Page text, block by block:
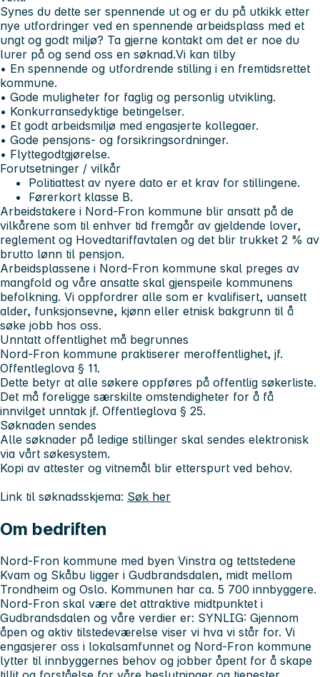
Synes du dette ser spennende ut og er du på utkikk etter
nye utfordringer ved en spennende arbeidsplass med et
ungt og godt miljø? Ta gjerne kontakt om det er noe du
lurer på og send oss en søknad.Vi kan tilby
• En spennende og utfordrende stilling i en fremtidsrettet
kommune.
• Gode muligheter for faglig og personlig utvikling.
• Konkurransedyktige betingelser.
• Et godt arbeidsmiljø med engasjerte kollegaer.
• Gode pensjons- og forsikringsordninger.
• Flyttegodtgjørelse.
Forutsetninger / vilkår
Politiattest av nyere dato er et krav for stillingene.
Førerkort klasse B.
Arbeidstakere i Nord-Fron kommune blir ansatt på de
vilkårene som til enhver tid fremgår av gjeldende lover,
reglement og Hovedtariffavtalen og det blir trukket 2 % av
brutto lønn til pensjon.
Arbeidsplassene i Nord-Fron kommune skal preges av
mangfold og våre ansatte skal gjenspeile kommunens
befolkning. Vi oppfordrer alle som er kvalifisert, uansett
alder, funksjonsevne, kjønn eller etnisk bakgrunn til å
søke jobb hos oss.
Unntatt offentlighet må begrunnes
Nord-Fron kommune praktiserer meroffentlighet, jf.
Offentleglova § 11.
Dette betyr at alle søkere oppføres på offentlig søkerliste.
Det må foreligge særskilte omstendigheter for å få
innvilget unntak jf. Offentleglova § 25.
Søknaden sendes
Alle søknader på ledige stillinger skal sendes elektronisk
via vårt søkesystem.
Kopi av attester og vitnemål blir etterspurt ved behov.
Link til søknadsskjema: Søk her
Om bedriften
Nord-Fron kommune med byen Vinstra og tettstedene
Kvam og Skåbu ligger i Gudbrandsdalen, midt mellom
Trondheim og Oslo. Kommunen har ca. 5 700 innbyggere.
Nord-Fron skal være det attraktive midtpunktet i
Gudbrandsdalen og våre verdier er: SYNLIG: Gjennom
åpen og aktiv tilstedeværelse viser vi hva vi står for. Vi
engasjerer oss i lokalsamfunnet og Nord-Fron kommune
lytter til innbyggernes behov og jobber åpent for å skape